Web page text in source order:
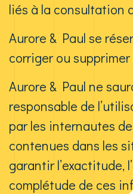
liés à la consultation
Aurore & Paul se
corriger ou
Aurore & Paul ne
responsable de
par les internautes
contenues dans les
garantir l’exactitude,
complétude de ces